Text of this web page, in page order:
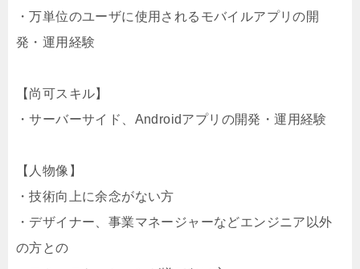
・万単位のユーザに使用されるモバイルアプリの開
発・運用経験
【尚可スキル】
・サーバーサイド、Androidアプリの開発・運用経験
【人物像】
・技術向上に余念がない方
・デザイナー、事業マネージャーなどエンジニア以外
の方との